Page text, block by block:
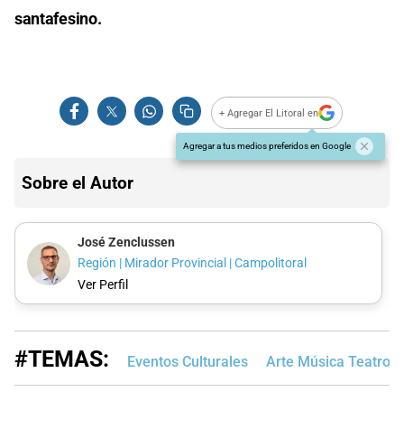
santafesino.
+ Agregar El Litoral en
Agregar a tus medios preferidos en Google
Sobre el Autor
José Zenclussen
Región | Mirador Provincial | Campolitoral
Ver Perfil
#TEMAS: Eventos Culturales Arte Música Teatro